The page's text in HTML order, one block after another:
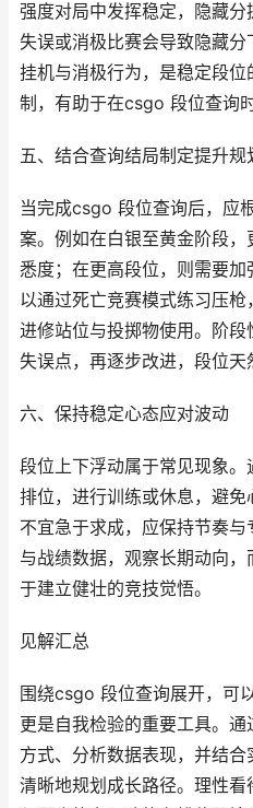
强度对局中发挥稳定，隐藏
失误或消极比赛会导致隐藏
挂机与消极行为，是稳定段
制，有助于在csgo 段位查询
五、结合查询结局制定提升规
当完成csgo 段位查询后，应
案。例如在白银至黄金阶段
悉度；在更高段位，则需要
以通过死亡竞赛模式练习压
进修站位与投掷物使用。阶
失误点，再逐步改进，段位天
六、保持稳定心态应对波动
段位上下浮动属于常见现象
排位，进行训练或休息，避
不宜急于求成，应保持节奏
与战绩数据，观察长期动向
于建立健壮的竞技觉悟。
见解汇总
围绕csgo 段位查询展开，可
更是自我检验的重要工具。
方式、分析数据表现，并结
清晰地规划成长路径。理性